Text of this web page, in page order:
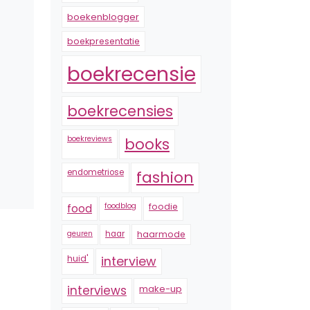
boekenblogger
boekpresentatie
boekrecensie
boekrecensies
boekreviews books
endometriose fashion
food foodblog foodie
geuren haar haarmode
huid' interview
interviews make-up